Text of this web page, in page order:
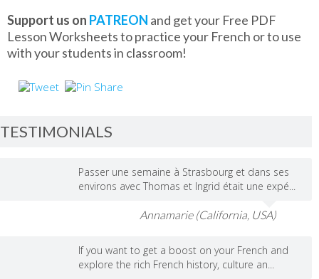
Support us on PATREON and get your Free PDF
Lesson Worksheets to practice your French or to use
with your students in classroom!
TESTIMONIALS
Passer une semaine à Strasbourg et dans ses
environs avec Thomas et Ingrid était une expé...
Annamarie (California, USA)
If you want to get a boost on your French and
explore the rich French history, culture an...